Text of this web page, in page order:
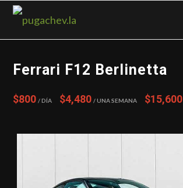
Ferrari F12 Berlinetta
$800 / Día $4,480 / Una semana $15,600